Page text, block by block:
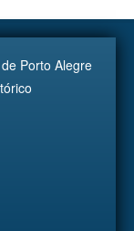
Porto Alegre